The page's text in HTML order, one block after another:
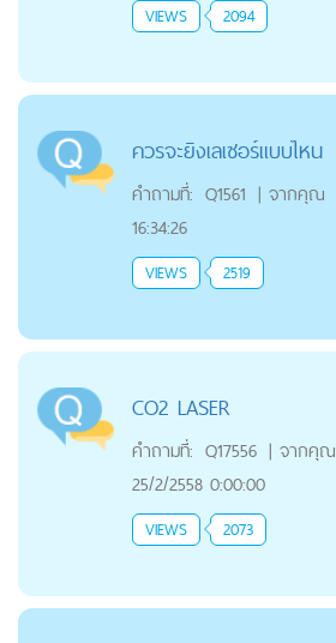
VIEWS 2094
ควรจะยิงเลเซอร์แบบไหน
คำถามที่: Q1561 | จากคุณ
16:34:26
VIEWS 2519
CO2 LASER
คำถามที่: Q17556 | จากคุณ
25/2/2558 0:00:00
VIEWS 2073